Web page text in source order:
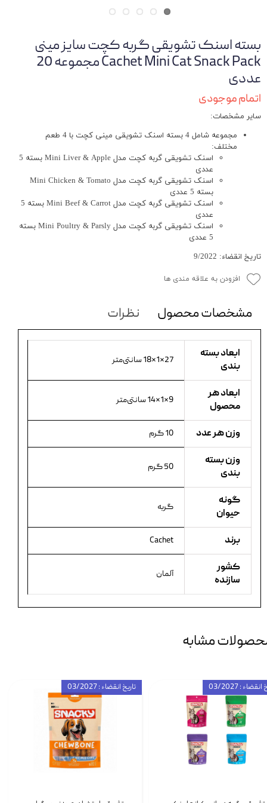
بسته اسنک تشویقی گربه کچت سایز مینی
Cachet Mini Cat Snack Pack مجموعه 20
عددی
اتمام موجودی
سایر مشخصات:
مجموعه شامل 4 بسته اسنک تشویقی مینی کچت با 4 طعم
مختلف:
اسنک تشویقی گربه کچت مدل Mini Liver & Apple بسته 5
عددی
اسنک تشویقی گربه کچت مدل Mini Chicken & Tomato
بسته 5 عددی
اسنک تشویقی گربه کچت مدل Mini Beef & Carrot بسته 5
عددی
اسنک تشویقی گربه کچت مدل Mini Poultry & Parsly بسته
5 عددی
تاریخ انقضاء: 9/2022
افزودن به علاقه مندی ها
مشخصات محصول نظرات
ابعاد بسته
بندی
27×1×18 سانتی‌متر
ابعاد هر
محصول
9×1×14 سانتی‌متر
وزن هر عدد 10 گرم
وزن بسته
بندی
50 گرم
گونه
حیوان
گربه
برند Cachet
کشور
سازنده
آلمان
مشابه
تاریخ انقضاء : 03/2027 : 03/2027